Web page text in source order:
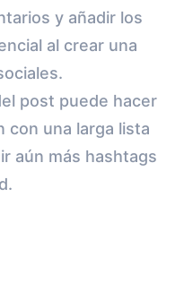
y añadir los
al crear una
post puede hacer
con una larga lista
aún más hashtags